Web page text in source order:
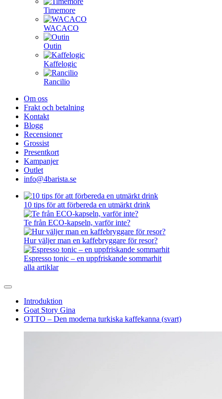
Timemore
WACACO
Outin
Kaffelogic
Rancilio
Om oss
Frakt och betalning
Kontakt
Blogg
Recensioner
Grossist
Presentkort
Kampanjer
Outlet
info@4barista.se
10 tips för att förbereda en utmärkt drink
Te från ECO-kapseln, varför inte?
Hur väljer man en kaffebryggare för resor?
Espresso tonic – en uppfriskande sommarhit
alla artiklar
Introduktion
Goat Story Gina
OTTO – Den moderna turkiska kaffekanna (svart)